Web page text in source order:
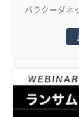
バラクーダネ